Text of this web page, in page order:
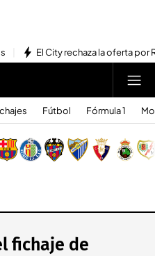
El City rechaza la oferta por
Fútbol Fórmula 1
fichaje de